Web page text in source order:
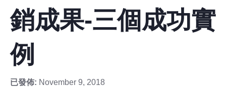
銷成果-三個成功實
例
已發佈: November 9, 2018